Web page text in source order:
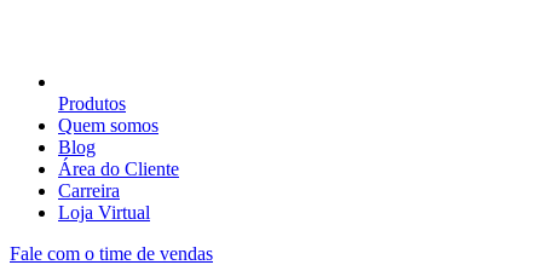
Produtos
Quem somos
Blog
Área do Cliente
Carreira
Loja Virtual
Fale com o time de vendas